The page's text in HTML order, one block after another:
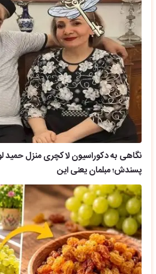
نگاهی به دکوراسیون لاکچری منزل حمید
پسندش؛ مبلمان یعنی این